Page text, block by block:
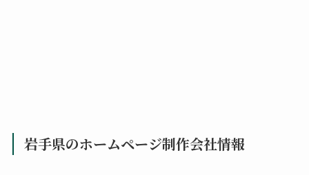
岩手県のホームページ制作会社情報